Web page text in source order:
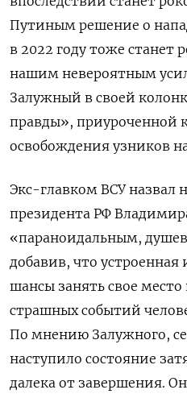
Путиным решение о
в 2022 году тоже станет
нашим невероятным
Залужный в своей
правды», приуроченной
освобождения узников
Экс-главком ВСУ назвал
президента РФ
«параноидальным,
добавив, что
шансы занять свое место
страшных событий
По мнению Залужного,
наступило состояние
далека от завершения.